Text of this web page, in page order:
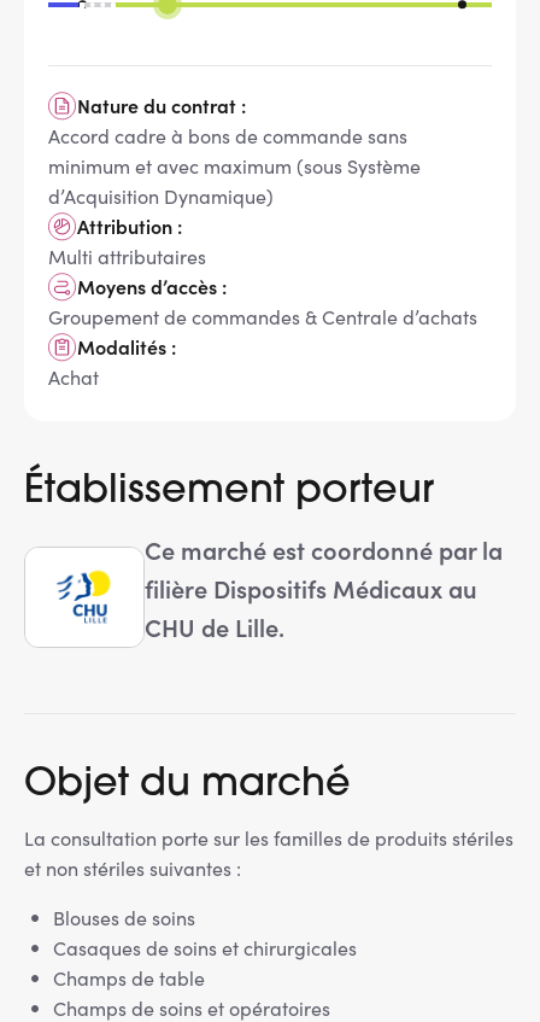
Nature du contrat :
Accord cadre à bons de commande sans
minimum et avec maximum (sous Système
d’Acquisition Dynamique)
Attribution :
Multi attributaires
Moyens d’accès :
Groupement de commandes & Centrale d’achats
Modalités :
Achat
Établissement porteur
Ce marché est coordonné par la
filière Dispositifs Médicaux au
CHU de Lille.
Objet du marché
La consultation porte sur les familles de produits stériles
et non stériles suivantes :
Blouses de soins
Casaques de soins et chirurgicales
Champs de table
Champs de soins et opératoires